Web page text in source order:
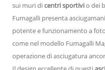
sui muri dicentri sportivio dei
Fumagalli presenta
potente e funzionamento a
come nel modello Fumagalli
operazione di asciugatura